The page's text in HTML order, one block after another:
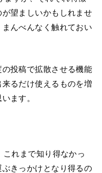
望ましいかもしれませ
んべんなく触れておい
投稿で拡散させる機能
るだけ使えるものを増
ます。
れまで知り得なかっ
きっかけとなり得るの